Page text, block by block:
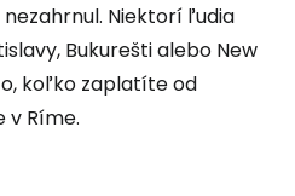
Niektorí ľudia
Bukurešti alebo New
koľko zaplatíte od
Ríme.